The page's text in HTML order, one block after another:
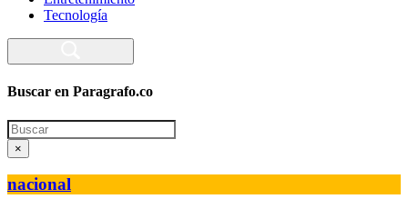
Tecnología
Buscar en Paragrafo.co
Search
×
nacional